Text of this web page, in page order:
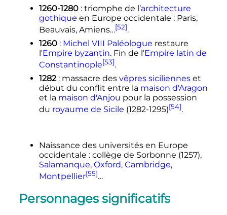
1260-1280 : triomphe de l’architecture
gothique en Europe occidentale : Paris,
Beauvais, Amiens…[52].
1260 : Michel VIII Paléologue restaure
l'Empire byzantin. Fin de l'Empire latin de
Constantinople[53].
1282 : massacre des vêpres sicilienneset
début du conflit entre la maison d'Aragon
et la maison d'Anjou pour la possession
du royaume de Sicile (1282-1295)[54].
Naissance des universités en Europe
occidentale : collège de Sorbonne (1257),
Salamanque, Oxford, Cambridge,
Montpellier[55]…
Personnages significatifs